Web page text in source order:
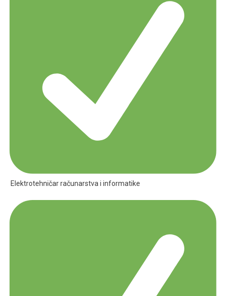
Elektrotehničar računarstva i informatike